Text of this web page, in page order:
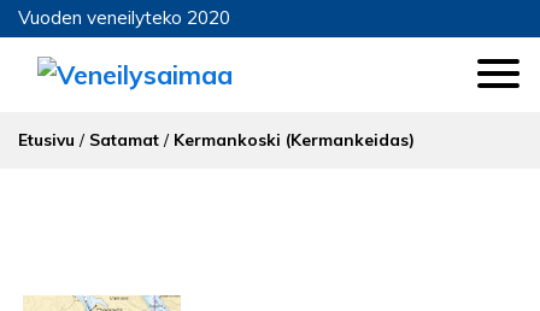
Vuoden veneilyteko 2020
Etusivu / Satamat / Kermankoski (Kermankeidas)